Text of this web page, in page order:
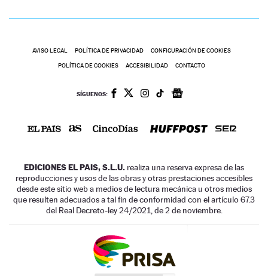
AVISO LEGAL POLÍTICA DE PRIVACIDAD CONFIGURACIÓN DE COOKIES
POLÍTICA DE COOKIES ACCESIBILIDAD CONTACTO
SÍGUENOS:
EDICIONES EL PAIS, S.L.U. realiza una reserva expresa de las
reproducciones y usos de las obras y otras prestaciones accesibles
desde este sitio web a medios de lectura mecánica u otros medios
que resulten adecuados a tal fin de conformidad con el artículo 67.3
del Real Decreto-ley 24/2021, de 2 de noviembre.